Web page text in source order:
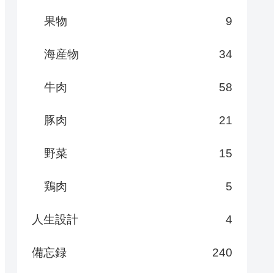
果物 9
海産物 34
牛肉 58
豚肉 21
野菜 15
鶏肉 5
人生設計 4
備忘録 240